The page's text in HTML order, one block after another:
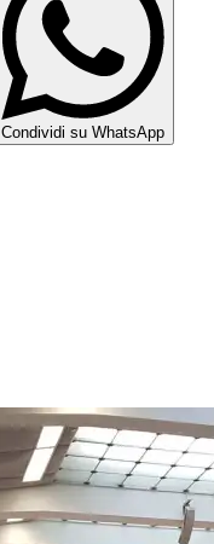
Condividi su WhatsApp